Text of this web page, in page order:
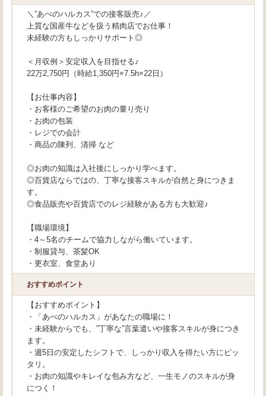
＼”あべのハルカス”での接客販売♪／
上質な国産牛などを扱う精肉店でお仕事！
未経験の方もしっかりサポート◎
＜月収例＞安定収入を目指せる♪
22万2,750円（時給1,350円×7.5h×22日）
【お仕事内容】
・お客様のご希望のお肉の量り売り
・お肉の包装
・レジでの会計
・商品の陳列、清掃 など
◎お肉の知識は入社後にしっかり学べます。
◎百貨店ならではの、丁寧な接客スキルが自然と身につきま
す。
◎食品販売や百貨店でのレジ経験がある方も大歓迎♪
【職場環境】
・4～5名のチームで協力しながら働いています。
・制服貸与、茶髪OK
・更衣室、食堂あり
おすすめポイント
【おすすめポイント】
・「あべのハルカス」があなたの職場に！
・未経験からでも、”丁寧な”言葉遣いや接客スキルが身につき
ます。
・週5日の安定したシフトで、しっかり収入を得たい方にピッ
タリ。
・お肉の知識やキレイな包み方など、一生モノのスキルが身
につく！